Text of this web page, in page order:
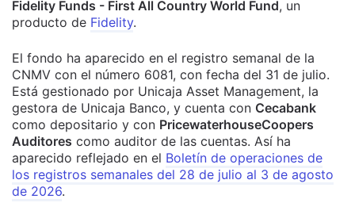
Fidelity Funds - First All Country World Fund, un
producto de Fidelity.
El fondo ha aparecido en el registro semanal de la
CNMV con el número 6081, con fecha del 31 de julio.
Está gestionado por Unicaja Asset Management, la
gestora de Unicaja Banco, y cuenta con Cecabank
como depositario y con PricewaterhouseCoopers
Auditores como auditor de las cuentas. Así ha
aparecido reflejado en el Boletín de operaciones de
los registros semanales del 28 de julio al 3 de agosto
de 2026.